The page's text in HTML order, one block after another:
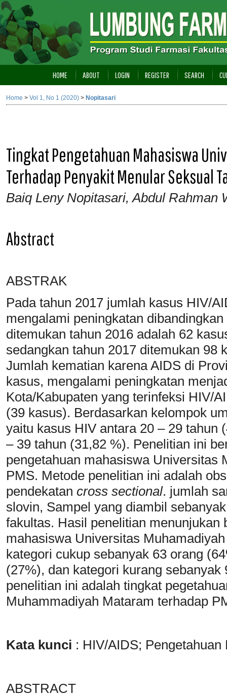
HOME ABOUT LOGIN REGISTER SEARCH
Home > Vol 1, No 1 (2020) > Nopitasari
Tingkat Pengetahuan Mahasiswa
Terhadap Penyakit Menular Seksual
Baiq Leny Nopitasari, Abdul Rahman
Abstract
ABSTRAK
Pada tahun 2017 jumlah kasus HIV/
mengalami peningkatan
ditemukan tahun 2016 adalah 62
sedangkan tahun 2017 ditemukan 98
Jumlah kematian karena AIDS di
kasus, mengalami peningkatan
Kota/Kabupaten yang terinfeksi HIV/
(39 kasus). Berdasarkan kelompok
yaitu kasus HIV antara 20 – 29 tahun
– 39 tahun (31,82 %). Penelitian ini
pengetahuan mahasiswa Universitas
PMS. Metode penelitian ini adalah
pendekatan cross sectional. jumlah
slovin, Sampel yang diambil
fakultas. Hasil penelitian menunjukan
mahasiswa Universitas
kategori cukup sebanyak 63 orang
(27%), dan kategori kurang
penelitian ini adalah tingkat
Muhammadiyah Mataram terhadap
Kata kunci : HIV/AIDS;
ABSTRACT